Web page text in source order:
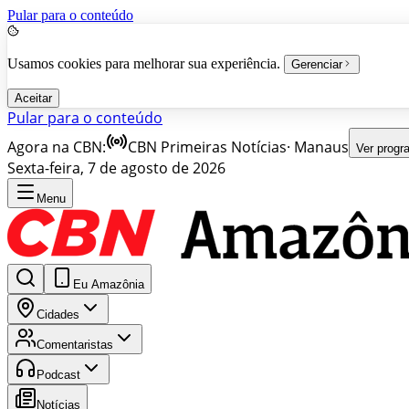
Pular para o conteúdo
Usamos cookies para melhorar sua experiência. Gerenciar
Aceitar
Pular para o conteúdo
Agora na CBN:
CBN Primeiras Notícias· Manaus Ver
Sexta-feira, 7 de agosto de 2026
Menu
Eu Amazônia
Cidades
Comentaristas
Podcast
Notícias